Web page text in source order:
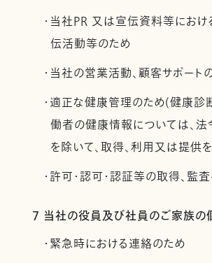
・当社PR 又は宣伝資料等にお
伝活動等のため
・当社の営業活動、顧客サポート
・適正な健康管理のため(健康診
働者の健康情報については、
を除いて、取得、利用又は提供
・許可・認可・認証等の取得、監
7 当社の役員及び社員のご家族の
・緊急時における連絡のため